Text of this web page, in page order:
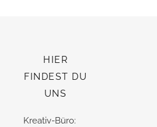
HIER
FINDEST DU
UNS
Kreativ-Büro: